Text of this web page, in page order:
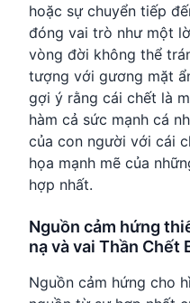
hoặc sự chuyển tiếp
đóng vai trò như một
vòng đời không thể
tượng với gương mặt
gợi ý rằng cái chết là
hàm cả sức mạnh cá
của con người với cái
họa mạnh mẽ của
hợp nhất.
Nguồn cảm hứng
nạ và vai Thần Chết
Nguồn cảm hứng cho